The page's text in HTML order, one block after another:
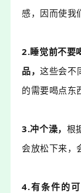
感，因而使我
2.睡觉前不要
品，这些会不
的需要喝点东
3.冲个澡， 根
会放松下来，
4.有条件的